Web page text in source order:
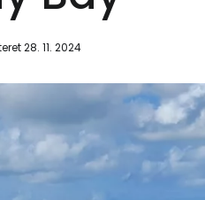
28. 11. 2024